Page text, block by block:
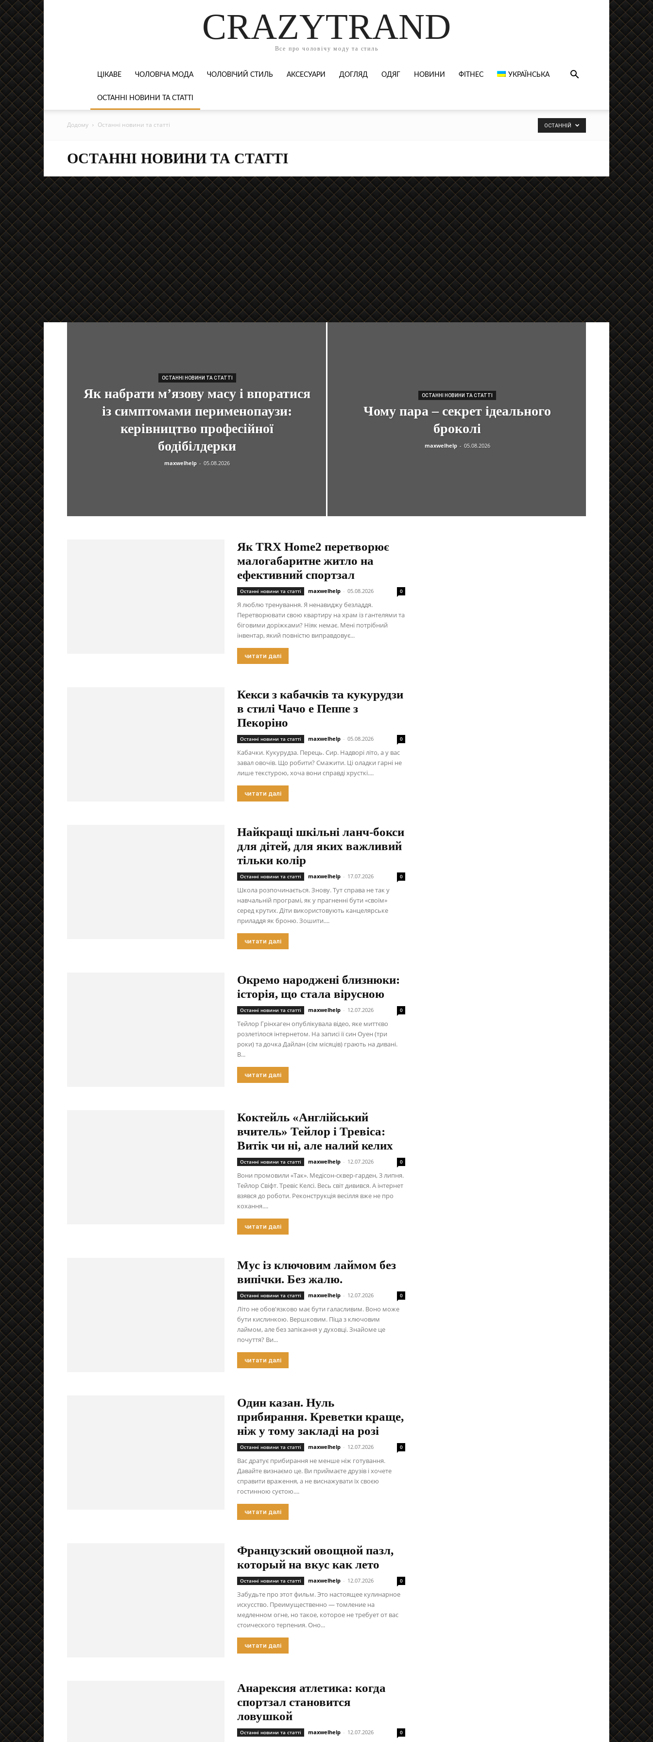
CRAZYTRAND
Все про чоловічу моду та стиль
ЦІКАВЕ ЧОЛОВІЧА МОДА ЧОЛОВІЧИЙ СТИЛЬ АКСЕСУАРИ ДОГЛЯД ОДЯГ НОВИНИ ФІТНЕС УКРАЇНСЬКА
ОСТАННІ НОВИНИ ТА СТАТТІ
Додому Останні новини та статті ОСТАННІЙ
ОСТАННІ НОВИНИ ТА СТАТТІ
ОСТАННІ НОВИНИ ТА СТАТТІ
Як набрати м’язову масу і впоратися
із симптомами перименопаузи:
керівництво професійної
бодібілдерки
maxwelhelp - 05.08.2026
ОСТАННІ НОВИНИ ТА СТАТТІ
Чому пара – секрет ідеального
броколі
maxwelhelp - 05.08.2026
Як TRX Home2 перетворює
малогабаритне житло на
ефективний спортзал
Останні новини та статті maxwelhelp - 05.08.2026 0
Я люблю тренування. Я ненавиджу безладдя.
Перетворювати свою квартиру на храм із гантелями та
біговими доріжками? Ніяк немає. Мені потрібний
інвентар, який повністю виправдовує...
читати далі
Кекси з кабачків та кукурудзи
в стилі Чачо е Пеппе з
Пекоріно
Останні новини та статті maxwelhelp - 05.08.2026 0
Кабачки. Кукурудза. Перець. Сир. Надворі літо, а у вас
завал овочів. Що робити? Смажити. Ці оладки гарні не
лише текстурою, хоча вони справді хрусткі....
читати далі
Найкращі шкільні ланч-бокси
для дітей, для яких важливий
тільки колір
Останні новини та статті maxwelhelp - 17.07.2026 0
Школа розпочинається. Знову. Тут справа не так у
навчальній програмі, як у прагненні бути «своїм»
серед крутих. Діти використовують канцелярське
приладдя як броню. Зошити....
читати далі
Окремо народжені близнюки:
історія, що стала вірусною
Останні новини та статті maxwelhelp - 12.07.2026 0
Тейлор Грінхаген опублікувала відео, яке миттєво
розлетілося інтернетом. На записі її син Оуен (три
роки) та дочка Дайлан (сім місяців) грають на дивані.
В...
читати далі
Коктейль «Англійський
вчитель» Тейлор і Тревіса:
Витік чи ні, але налий келих
Останні новини та статті maxwelhelp - 12.07.2026 0
Вони промовили «Так». Медісон-сквер-гарден, 3 липня.
Тейлор Свіфт. Тревіс Келсі. Весь світ дивився. А інтернет
взявся до роботи. Реконструкція весілля вже не про
кохання....
читати далі
Мус із ключовим лаймом без
випічки. Без жалю.
Останні новини та статті maxwelhelp - 12.07.2026 0
Літо не обов'язково має бути галасливим. Воно може
бути кислинкою. Вершковим. Піца з ключовим
лаймом, але без запікання у духовці. Знайоме це
почуття? Ви...
читати далі
Один казан. Нуль
прибирання. Креветки краще,
ніж у тому закладі на розі
Останні новини та статті maxwelhelp - 12.07.2026 0
Вас дратує прибирання не менше ніж готування.
Давайте визнаємо це. Ви приймаєте друзів і хочете
справити враження, а не виснажувати їх своєю
гостинною суєтою....
читати далі
Французский овощной пазл,
который на вкус как лето
Останні новини та статті maxwelhelp - 12.07.2026 0
Забудьте про этот фильм. Это настоящее кулинарное
искусство. Преимущественно — томление на
медленном огне, но такое, которое не требует от вас
стоического терпения. Оно...
читати далі
Анарексия атлетика: когда
спортзал становится
ловушкой
Останні новини та статті maxwelhelp - 12.07.2026 0